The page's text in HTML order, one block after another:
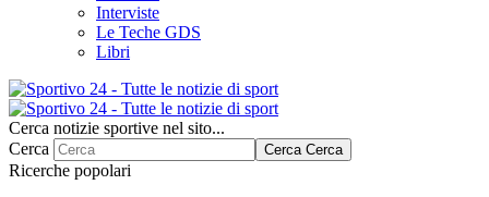
Interviste
Le Teche GDS
Libri
Cerca notizie sportive nel sito...
Cerca
Cerca Cerca
Ricerche popolari